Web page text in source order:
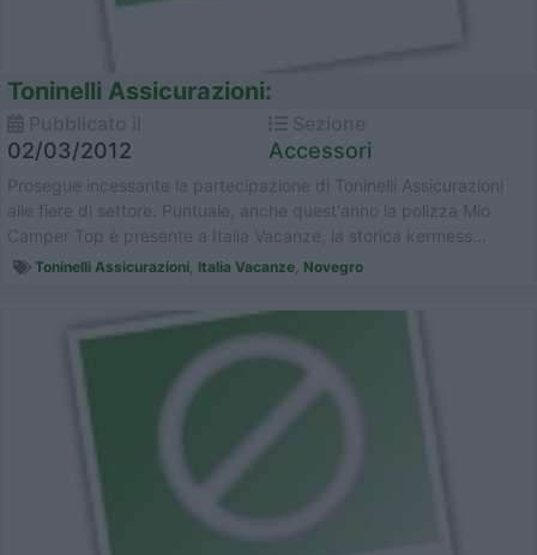
Toninelli Assicurazioni:
02/03/2012 Accessori
Prosegue incessante la partecipazione di Toninelli Assicurazioni
alle fiere di settore. Puntuale, anche quest'anno la polizza Mio
Camper Top è presente a Italia Vacanze, la storica kermess...
Toninelli Assicurazioni Italia Vacanze Novegro